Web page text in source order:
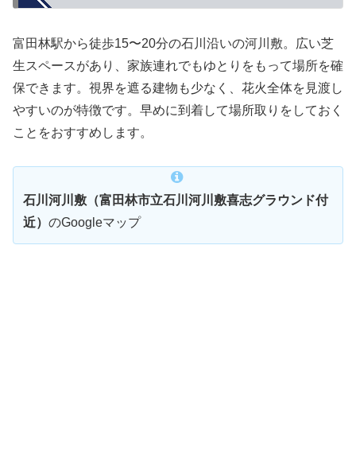
富田林駅から徒歩15〜20分の石川沿いの河川敷。広い芝
生スペースがあり、家族連れでもゆとりをもって場所を確
保できます。視界を遮る建物も少なく、花火全体を見渡し
やすいのが特徴です。早めに到着して場所取りをしておく
ことをおすすめします。
石川河川敷（富田林市立石川河川敷喜志グラウンド付
近） のGoogleマップ